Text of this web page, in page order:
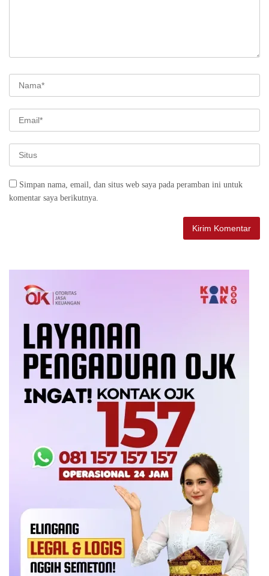
Simpan nama, email, dan situs web saya pada peramban ini untuk
komentar saya berikutnya.